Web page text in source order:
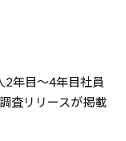
2年目～4年目社員
査リリースが掲載